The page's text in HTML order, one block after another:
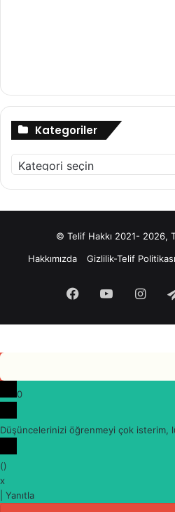
Kategoriler
Kategoriler
© Telif Hakkı 2021- 2026,
Hakkımızda
Gizlilik-Telif Politikası
Facebook
YouTube
0
Düşüncelerinizi öğrenmeyi çok isterim,
()
x
Yanıtla